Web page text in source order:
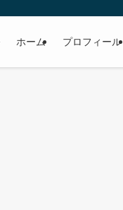
ホーム プロフィール